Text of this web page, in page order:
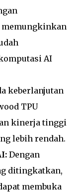
AI
keberlanjutan
TPU
kinerja tinggi
lebih rendah.
Dengan
ditingkatkan,
membuka